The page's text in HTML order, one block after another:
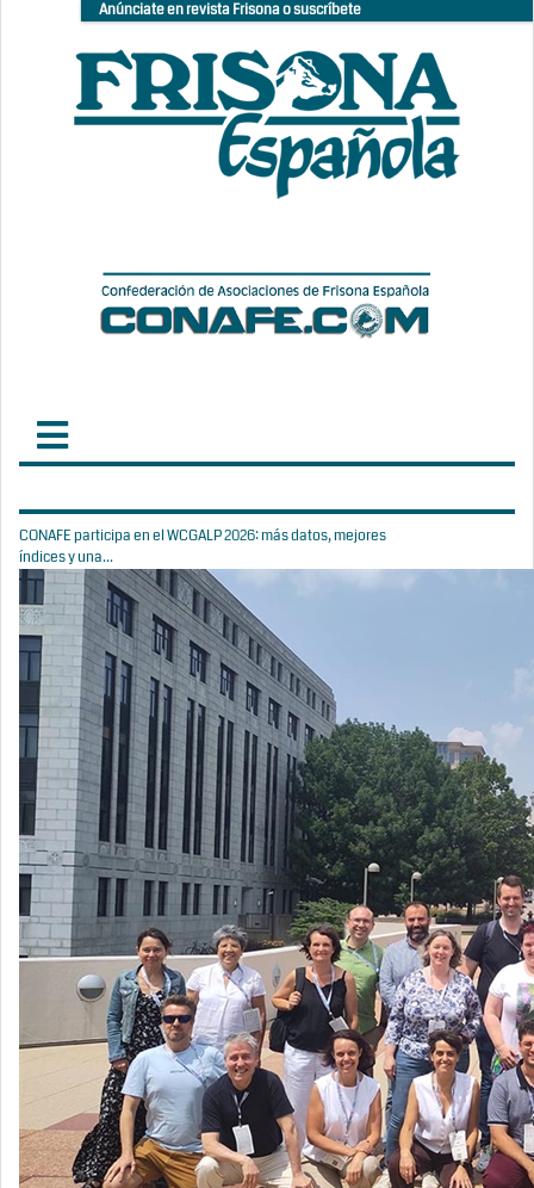
Anúnciate en revista Frisona o suscríbete
CONAFE participa en el WCGALP 2026: más datos, mejores
índices y una...